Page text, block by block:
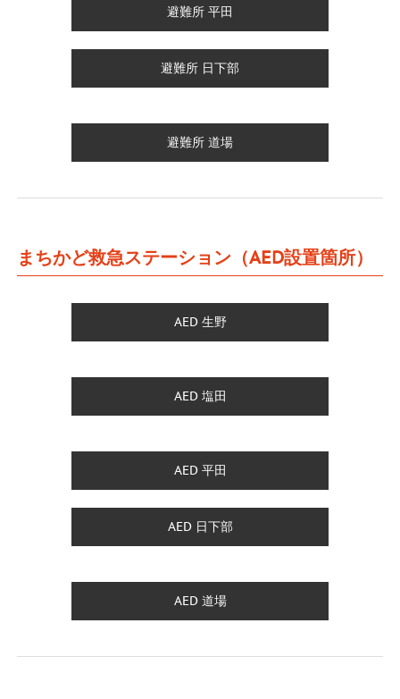
避難所 平田
避難所 日下部
避難所 道場
まちかど救急ステーション（AED設置箇所）
AED 生野
AED 塩田
AED 平田
AED 日下部
AED 道場